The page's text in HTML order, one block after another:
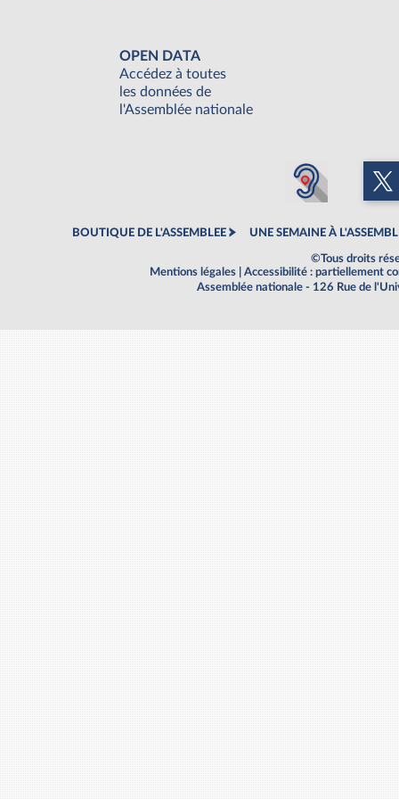
Baromètre de l’application des lois
OPEN DATA
Accédez à toutes
les données de
l'Assemblée nationale
BOUTIQUE DE L'ASSEMBLEE UNE SEMAINE À
©Tous droits
Mentions légales
Accessibilité : partiellement
Assemblée nationale - 126 Rue de